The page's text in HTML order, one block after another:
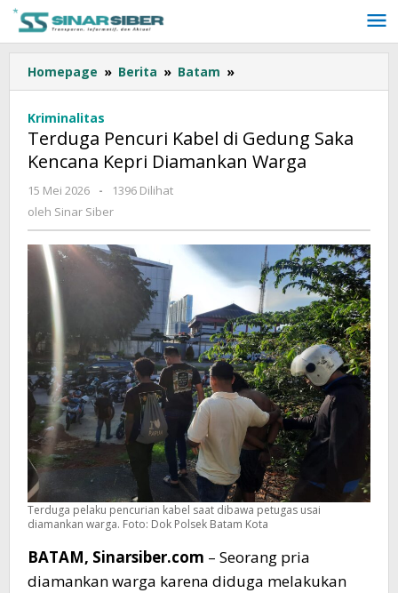
Lewati
konten
Homepage » Berita » Batam »
Pencuri
Gedung
Saka
Kriminalitas
Terduga Pencuri Kabel di Gedung Saka
Kencana Kepri Diamankan Warga
15 Mei 2026
oleh
Sinar
-
1396 Dilihat
oleh Sinar Siber
Terduga pelaku pencurian kabel saat dibawa petugas usai
diamankan warga. Foto: Dok Polsek Batam Kota
BATAM, Sinarsiber.com – Seorang pria
diamankan warga karena diduga melakukan